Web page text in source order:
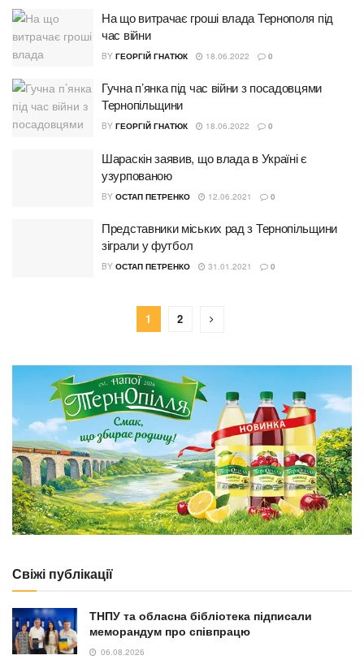
На що витрачає гроші влада Тернополя під
час війни
BY ГЕОРГІЙ ГНАТЮК 18.06.2022 0
Гучна п’янка під час війни з посадовцями
Тернопільщини
BY ГЕОРГІЙ ГНАТЮК 18.06.2022 0
Шараскін заявив, що влада в Україні є
узурпованою
BY ОСТАП ПЕТРЕНКО 12.06.2021 0
Представники міських рад з Тернопільщини
зіграли у футбол
BY ОСТАП ПЕТРЕНКО 31.01.2021 0
1 2
Свіжі публікації
ТНПУ та обласна бібліотека підписали
меморандум про співпрацю
06.08.2026